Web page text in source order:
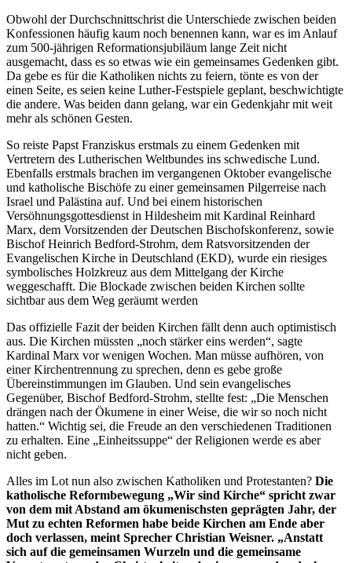
Obwohl der Durchschnittschrist die Unterschiede zwischen beiden
Konfessionen häufig kaum noch benennen kann, war es im Anlauf
zum 500-jährigen Reformationsjubiläum lange Zeit nicht
ausgemacht, dass es so etwas wie ein gemeinsames Gedenken gibt.
Da gebe es für die Katholiken nichts zu feiern, tönte es von der
einen Seite, es seien keine Luther-Festspiele geplant, beschwichtigte
die andere. Was beiden dann gelang, war ein Gedenkjahr mit weit
mehr als schönen Gesten.
So reiste Papst Franziskus erstmals zu einem Gedenken mit
Vertretern des Lutherischen Weltbundes ins schwedische Lund.
Ebenfalls erstmals brachen im vergangenen Oktober evangelische
und katholische Bischöfe zu einer gemeinsamen Pilgerreise nach
Israel und Palästina auf. Und bei einem historischen
Versöhnungsgottesdienst in Hildesheim mit Kardinal Reinhard
Marx, dem Vorsitzenden der Deutschen Bischofskonferenz, sowie
Bischof Heinrich Bedford-Strohm, dem Ratsvorsitzenden der
Evangelischen Kirche in Deutschland (EKD), wurde ein riesiges
symbolisches Holzkreuz aus dem Mittelgang der Kirche
weggeschafft. Die Blockade zwischen beiden Kirchen sollte
sichtbar aus dem Weg geräumt werden
Das offizielle Fazit der beiden Kirchen fällt denn auch optimistisch
aus. Die Kirchen müssten „noch stärker eins werden“, sagte
Kardinal Marx vor wenigen Wochen. Man müsse aufhören, von
einer Kirchentrennung zu sprechen, denn es gebe große
Übereinstimmungen im Glauben. Und sein evangelisches
Gegenüber, Bischof Bedford-Strohm, stellte fest: „Die Menschen
drängen nach der Ökumene in einer Weise, die wir so noch nicht
hatten.“ Wichtig sei, die Freude an den verschiedenen Traditionen
zu erhalten. Eine „Einheitssuppe“ der Religionen werde es aber
nicht geben.
Alles im Lot nun also zwischen Katholiken und Protestanten? Die
katholische Reformbewegung „Wir sind Kirche“ spricht zwar
von dem mit Abstand am ökumenischsten geprägten Jahr, der
Mut zu echten Reformen habe beide Kirchen am Ende aber
doch verlassen, meint Sprecher Christian Weisner. „Anstatt
sich auf die gemeinsamen Wurzeln und die gemeinsame